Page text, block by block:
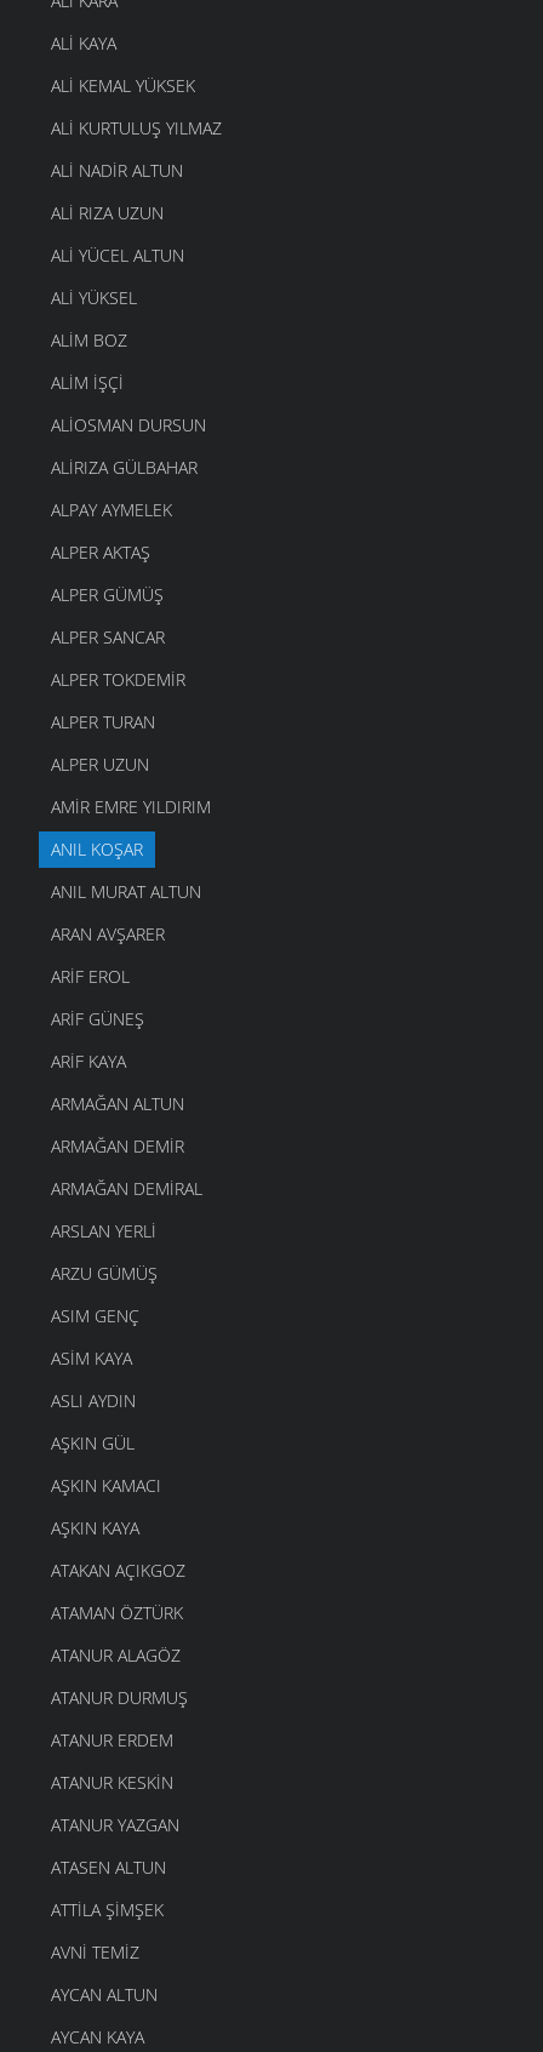
ALI KAYA
ALI KEMAL YÜKSEK
ALI KURTULUŞ YILMAZ
ALI NADIR ALTUN
ALI RIZA UZUN
ALI YÜCEL ALTUN
ALI YÜKSEL
ALIM BOZ
ALIM İŞÇI
ALIOSMAN DURSUN
ALIRIZA GÜLBAHAR
ALPAY AYMELEK
ALPER AKTAŞ
ALPER GÜMÜŞ
ALPER SANCAR
ALPER TOKDEMIR
ALPER TURAN
ALPER UZUN
AMIR EMRE YILDIRIM
ANIL KOŞAR
ANIL MURAT ALTUN
ARAN AVŞARER
ARIF EROL
ARIF GÜNEŞ
ARIF KAYA
ARMAĞAN ALTUN
ARMAĞAN DEMIR
ARMAĞAN DEMIRAL
ARSLAN YERLI
ARZU GÜMÜŞ
ASIM GENÇ
ASIM KAYA
ASLI AYDIN
AŞKIN GÜL
AŞKIN KAMACI
AŞKIN KAYA
ATAKAN AÇIKGOZ
ATAMAN ÖZTÜRK
ATANUR ALAGÖZ
ATANUR DURMUŞ
ATANUR ERDEM
ATANUR KESKIN
ATANUR YAZGAN
ATASEN ALTUN
ATTILA ŞIMŞEK
AVNI TEMIZ
AYCAN ALTUN
AYCAN KAYA